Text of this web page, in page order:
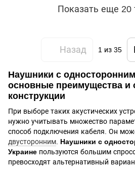
Показать еще 20
Назад 1 из 35
Наушники с
основные преимущества и
конструкции
При выборе таких акустических
нужно учитывать множество
способ подключения кабеля. Он
двусторонним Наушники с
Украине пользуются большим
превосходят альтернативный